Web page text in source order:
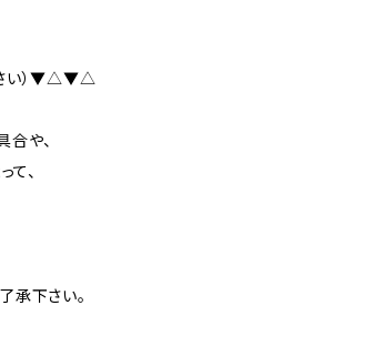
い）▼△▼△
や、
て、
承下さい。